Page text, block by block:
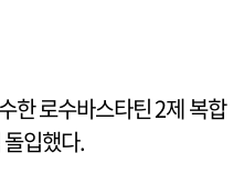
한 로수바스타틴 2제 복합
입했다.